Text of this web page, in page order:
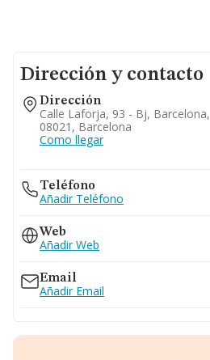
Dirección y contacto
Dirección
Calle Laforja, 93 - Bj, Barcelona,
08021, Barcelona
Como llegar
Teléfono
Añadir Teléfono
Web
Añadir Web
Email
Añadir Email